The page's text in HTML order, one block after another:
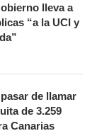
lleva a
“a la UCI y
de llamar
de 3.259
Canarias